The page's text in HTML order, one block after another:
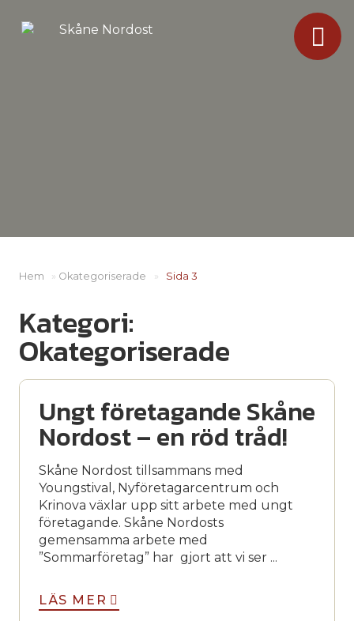
Hem » Okategoriserade » Sida 3
Kategori:
Okategoriserade
Ungt företagande Skåne
Nordost – en röd tråd!
Skåne Nordost tillsammans med
Youngstival, Nyföretagarcentrum och
Krinova växlar upp sitt arbete med ungt
företagande. Skåne Nordosts
gemensamma arbete med
”Sommarföretag” har gjort att vi ser ...
LÄS MER